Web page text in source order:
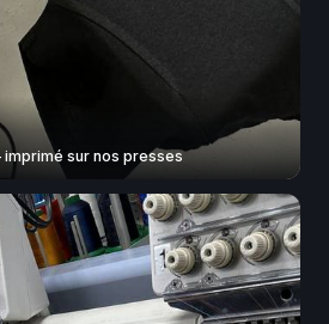
sur nos presses